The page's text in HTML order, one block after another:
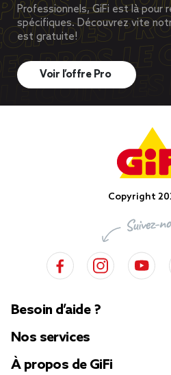
Professionnels, GiFi est là pour
spécifiques. Découvrez vite
est gratuite!
Voir l’offre Pro
Copyright
Besoin d’aide ?
Nos services
À propos de GiFi